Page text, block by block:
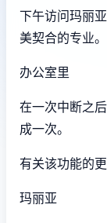
下午访问玛丽
美契合的专业。
办公室里
在一次中断之
成一次。
有关该功能的
玛丽亚